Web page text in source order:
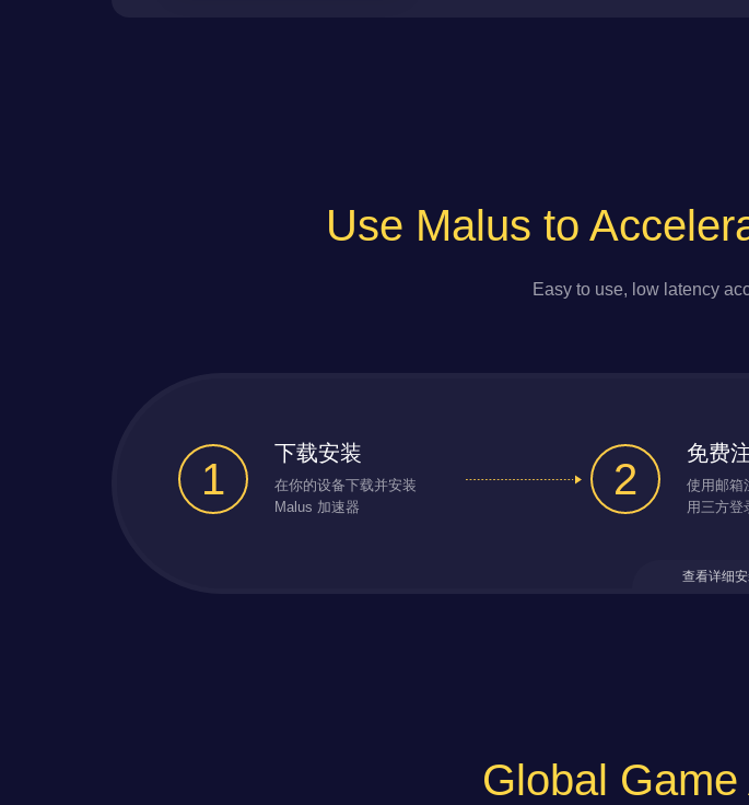
Use Malus to
Easy to use, low latency
1
下载安装
在你的设备下载并安装
Malus 加速器
2
免费
使用邮箱
用三方登
查看详细
Global